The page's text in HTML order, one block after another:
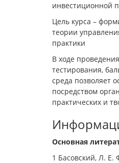
инвестиционной
Цель курса –
теории
практики
В ходе
тестирования,
среда позволяет
посредством
практических и
Основная
1 Басовский, Л.